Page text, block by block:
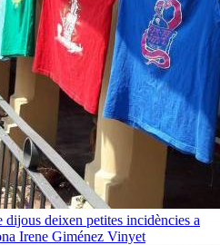
dijous deixen petites incidències a
Irene Giménez Vinyet